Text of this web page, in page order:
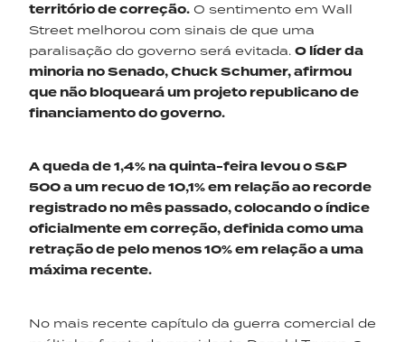
território de correção. O sentimento em Wall
Street melhorou com sinais de que uma
paralisação do governo será evitada. O líder da
minoria no Senado, Chuck Schumer, afirmou
que não bloqueará um projeto republicano de
financiamento do governo.
A queda de 1,4% na quinta-feira levou o S&P
500 a um recuo de 10,1% em relação ao recorde
registrado no mês passado, colocando o índice
oficialmente em correção, definida como uma
retração de pelo menos 10% em relação a uma
máxima recente.
No mais recente capítulo da guerra comercial de